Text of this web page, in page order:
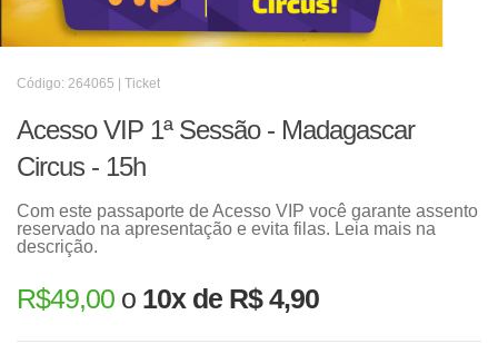
Código: 264065 | Ticket
Acesso VIP 1ª Sessão - Madagascar
Circus - 15h
Com este passaporte de Acesso VIP você garante assento
reservado na apresentação e evita filas. Leia mais na
descrição.
R$49,00 o 10x de R$ 4,90